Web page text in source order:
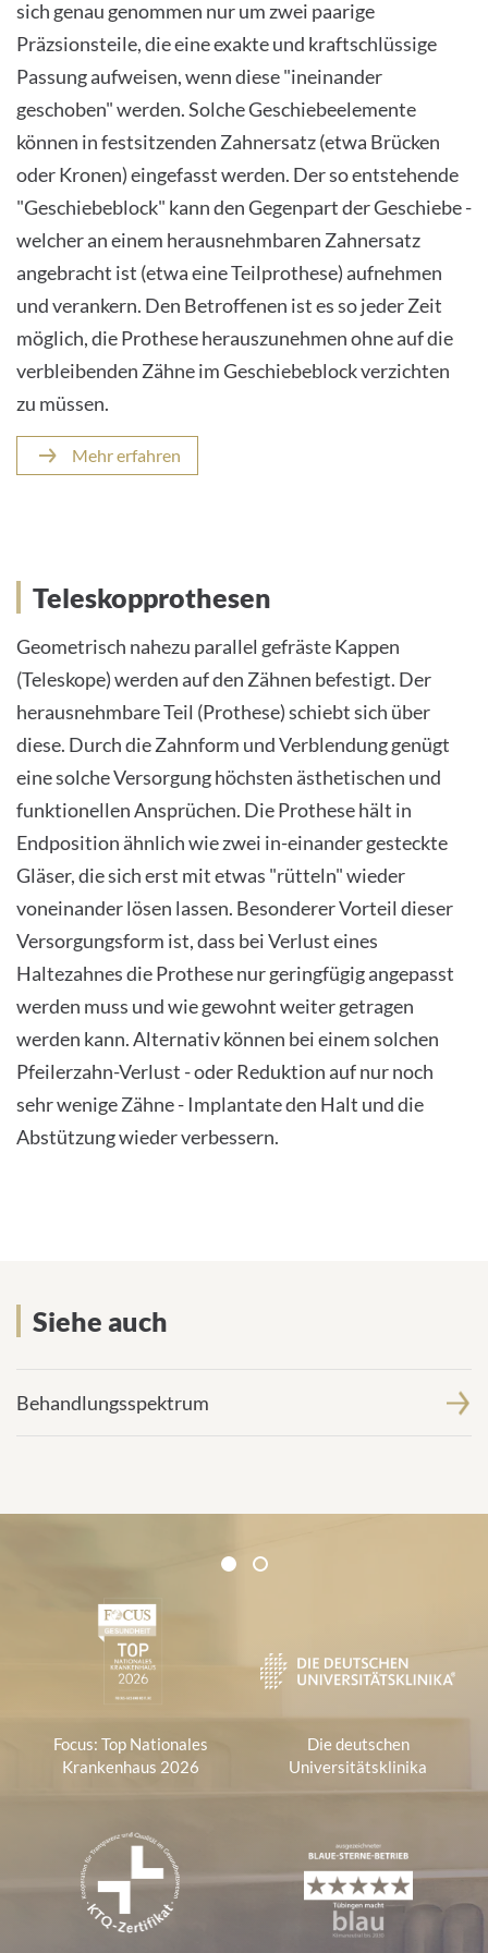
sich genau genommen nur um zwei paarige
Präzsionsteile, die eine exakte und kraftschlüssige
Passung aufweisen, wenn diese "ineinander
geschoben" werden. Solche Geschiebeelemente
können in festsitzenden Zahnersatz (etwa Brücken
oder Kronen) eingefasst werden. Der so entstehende
"Geschiebeblock" kann den Gegenpart der Geschiebe -
welcher an einem herausnehmbaren Zahnersatz
angebracht ist (etwa eine Teilprothese) aufnehmen
und verankern. Den Betroffenen ist es so jeder Zeit
möglich, die Prothese herauszunehmen ohne auf die
verbleibenden Zähne im Geschiebeblock verzichten
zu müssen.
Mehr erfahren
Teleskopprothesen
Geometrisch nahezu parallel gefräste Kappen
(Teleskope) werden auf den Zähnen befestigt. Der
herausnehmbare Teil (Prothese) schiebt sich über
diese. Durch die Zahnform und Verblendung genügt
eine solche Versorgung höchsten ästhetischen und
funktionellen Ansprüchen. Die Prothese hält in
Endposition ähnlich wie zwei in-einander gesteckte
Gläser, die sich erst mit etwas "rütteln" wieder
voneinander lösen lassen. Besonderer Vorteil dieser
Versorgungsform ist, dass bei Verlust eines
Haltezahnes die Prothese nur geringfügig angepasst
werden muss und wie gewohnt weiter getragen
werden kann. Alternativ können bei einem solchen
Pfeilerzahn-Verlust - oder Reduktion auf nur noch
sehr wenige Zähne - Implantate den Halt und die
Abstützung wieder verbessern.
Siehe auch
Siehe auch
Behandlungsspektrum
Zertifikate und Verbände
1 2
Focus: Top Nationales
Krankenhaus 2026
Die deutschen
Universitätsklinika